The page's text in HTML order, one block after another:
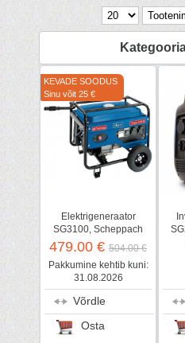
KEVADE SOODUS
Sinu võit 25 €
Elektrigeneraator
SG3100, Scheppach
479.00 € 504.00 €
Pakkumine kehtib kuni:
31.08.2026
Võrdle
Osta